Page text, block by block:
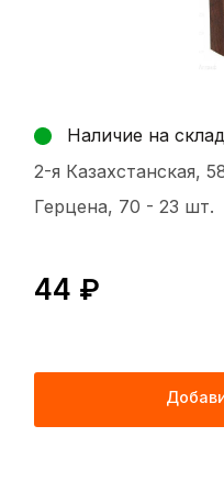
Наличие на
2-я Казахстанская,
Герцена, 70 - 23 шт.
44 ₽